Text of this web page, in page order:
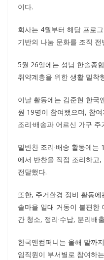
이다.
회사는 4월부터 해당 프로
기반의 나눔 문화를 조직
5월 26일에는 성남 한솔종
취약계층을 위한 생활 밀착
이날 활동에는 김준현 한국
원 19명이 참여했으며, 참
조리·배송과 어르신 가구
밑반찬 조리·배송 활동에
에서 반찬을 직접 조리하고,
전달했다.
또한, 주거환경 정비 활동
솔마을 일대 거동이 불편한
간 청소, 정리·수납, 분리배
한국앤컴퍼니는 올해 말까
임직원이 부서별로 참여하